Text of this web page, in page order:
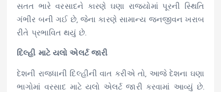
સતત ભારે વરસાદને કારણે ઘણા રાજ્યોમાં પૂરની સ્થિતિ
ગંભીર બની ગઈ છે, જેના કારણે સામાન્ય જનજીવન ખરાબ
રીતે પ્રભાવિત થયું છે.
દિલ્હી માટે યલો એલર્ટ જારી
દેશની રાજધાની દિલ્હીની વાત કરીએ તો, આજે દેશના ઘણા
ભાગોમાં વરસાદ માટે યલો એલર્ટ જારી કરવામાં આવ્યું છે.